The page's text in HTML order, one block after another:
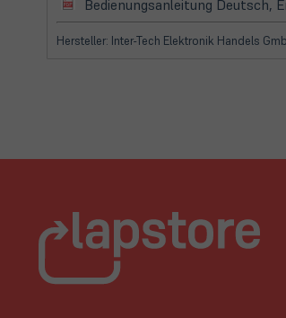
in
neuem
Bedienungsanleitung Deutsch,
Hersteller: Inter-Tech Elektronik Handels